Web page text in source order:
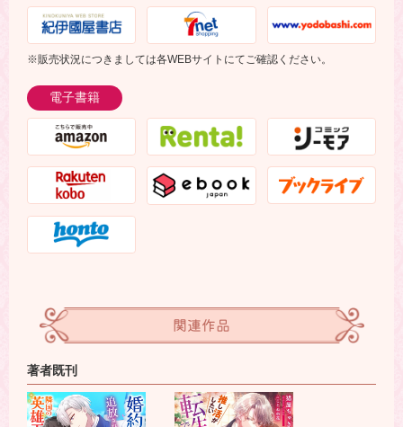
※販売状況につきましては各WEBサイトにてご確認ください。
電子書籍
関連作品
著者既刊